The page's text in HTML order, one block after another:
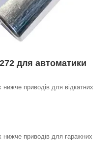
для автоматики
приводів для відкатних
приводів для гаражних